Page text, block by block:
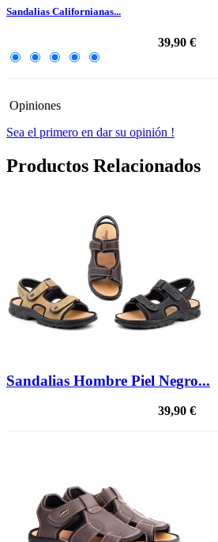
Sandalias Californianas...
39,90 €
Opiniones
Sea el primero en dar su opinión !
Productos Relacionados
Sandalias Hombre Piel Negro...
39,90 €